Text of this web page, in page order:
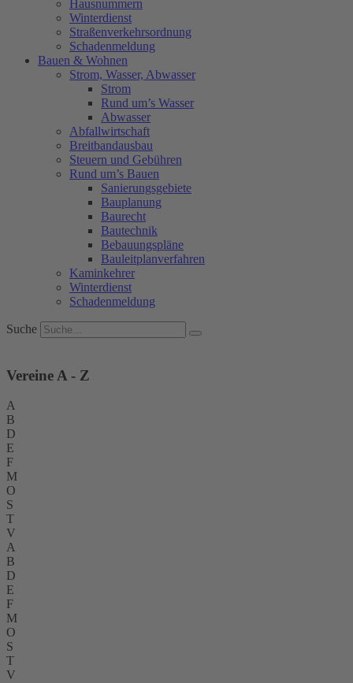
Hausnummern
Winterdienst
Straßenverkehrsordnung
Schadenmeldung
Bauen & Wohnen
Strom, Wasser, Abwasser
Strom
Rund um’s Wasser
Abwasser
Abfallwirtschaft
Breitbandausbau
Steuern und Gebühren
Rund um’s Bauen
Sanierungsgebiete
Bauplanung
Baurecht
Bautechnik
Bebauungspläne
Bauleitplanverfahren
Kaminkehrer
Winterdienst
Schadenmeldung
Suche
Vereine A - Z
A
B
D
E
F
M
O
S
T
V
A
B
D
E
F
M
O
S
T
V